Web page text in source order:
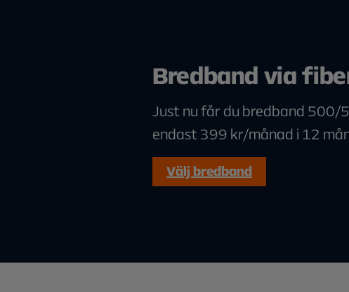
Bredband via
Just nu får du bredband 500/
endast 399 kr/månad i 12
Välj bredband